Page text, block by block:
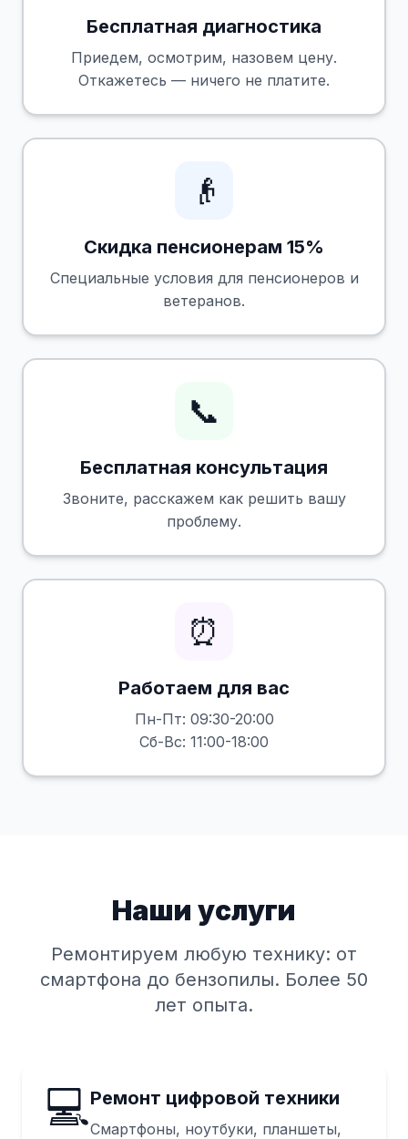
Бесплатная диагностика
Приедем, осмотрим, назовем цену.
Откажетесь — ничего не платите.
👴
Скидка пенсионерам 15%
Специальные условия для пенсионеров и
ветеранов.
📞
Бесплатная консультация
Звоните, расскажем как решить вашу
проблему.
⏰
Работаем для вас
Пн-Пт: 09:30-20:00
Сб-Вс: 11:00-18:00
Наши услуги
Ремонтируем любую технику: от
смартфона до бензопилы. Более 50
лет опыта.
💻Ремонт цифровой техники
Смартфоны, ноутбуки, планшеты,